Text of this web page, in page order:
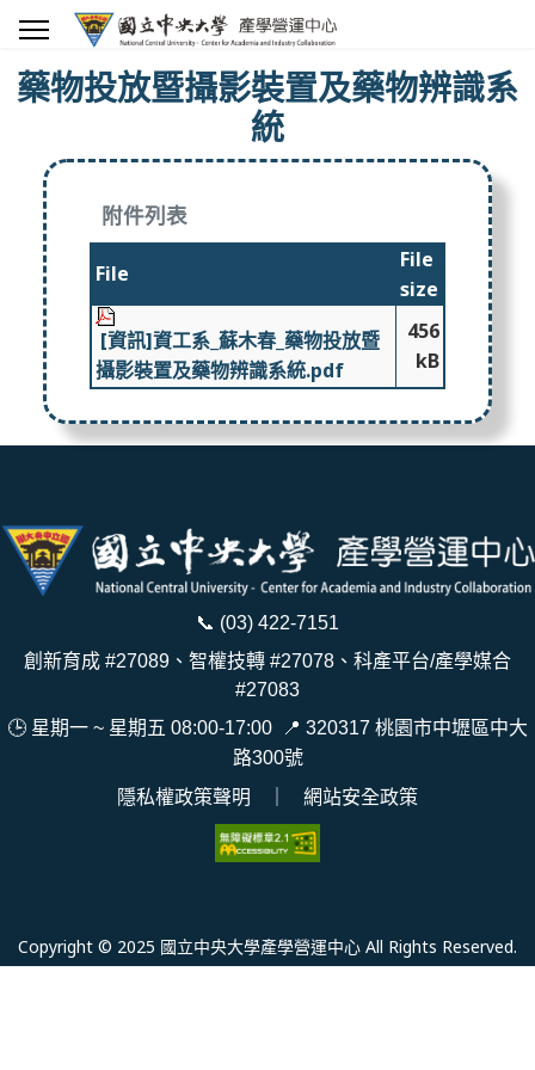
藥物投放暨攝影裝置及藥物辨識系
統
附件列表
File
File
size
[資訊]資工系_蘇木春_藥物投放暨
攝影裝置及藥物辨識系統.pdf
456
kB
📞 (03) 422-7151
創新育成 #27089、智權技轉 #27078、科產平台/產學媒合
#27083
🕒 星期一 ~ 星期五 08:00-17:00
📍 320317 桃園市中壢區中大
路300號
隱私權政策聲明
網站安全政策
Copyright © 2025 國立中央大學產學營運中心 All Rights Reserved.